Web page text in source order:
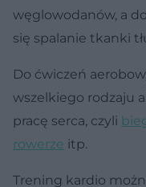
węglowodanów, a
się spalanie tkanki
Do ćwiczeń
wszelkiego rodzaju
pracę serca, czyli
rowerze itp.
Trening kardio